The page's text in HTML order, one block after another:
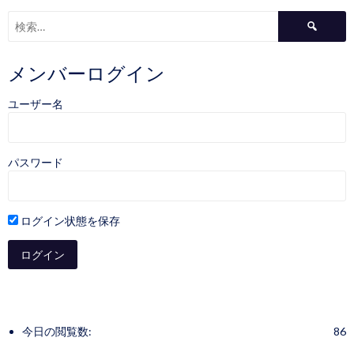
メンバーログイン
ユーザー名
パスワード
ログイン状態を保存
86
今日の閲覧数: